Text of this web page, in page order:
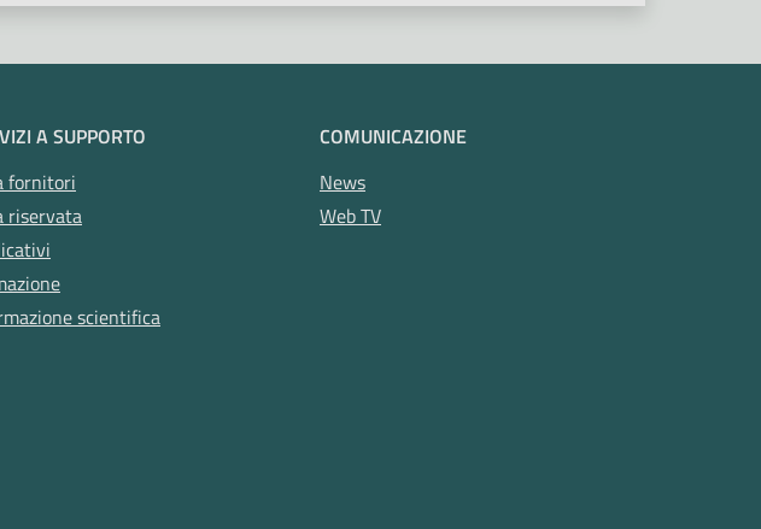
A SUPPORTO
fornitori
riservata
scientifica
COMUNICAZIONE
News
Web TV